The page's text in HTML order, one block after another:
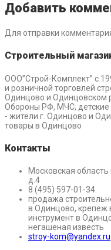
Добавить
Для отправки
Строительный
ООО”Строй-Комплект” с
и розничной торговлей
Одинцово и Одинцовском
Обороны РФ, МЧС, детские
- жители г. Одинцово и
товары в Одинцово
Контакты
Московская
д.4
8 (495) 597-01-34
продажа
в Одинцово, крепеж
инструмент в
негашеная известь
stroy-kom@yandex.ru